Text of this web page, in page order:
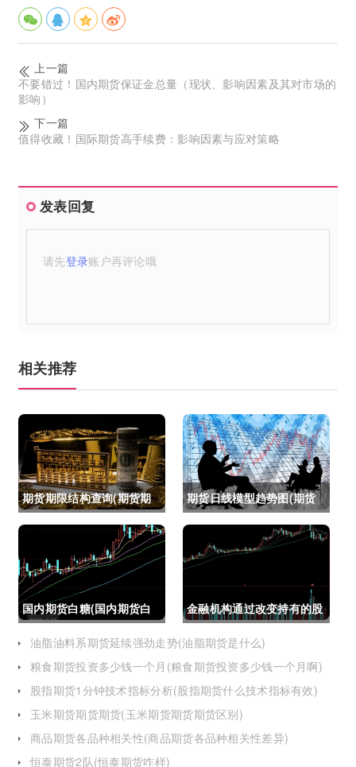
上一篇
不要错过！国内期货保证金总量（现状、影响因素及其对市场的
影响）
下一篇
值得收藏！国际期货高手续费：影响因素与应对策略
发表回复
请先登录账户再评论哦
相关推荐
期货期限结构查询(期货期
限结构)
期货日线模型趋势图(期货
日线模型趋势图怎么看)
国内期货白糖(国内期货白
糖合约是怎么交割)
金融机构通过改变持有的股
指期货合约(股指期货合约
最长持有多久)
油脂油料系期货延续强劲走势(油脂期货是什么)
粮食期货投资多少钱一个月(粮食期货投资多少钱一个月啊)
股指期货1分钟技术指标分析(股指期货什么技术指标有效)
玉米期货期货期货(玉米期货期货期货区别)
商品期货各品种相关性(商品期货各品种相关性差异)
恒泰期货2队(恒泰期货咋样)